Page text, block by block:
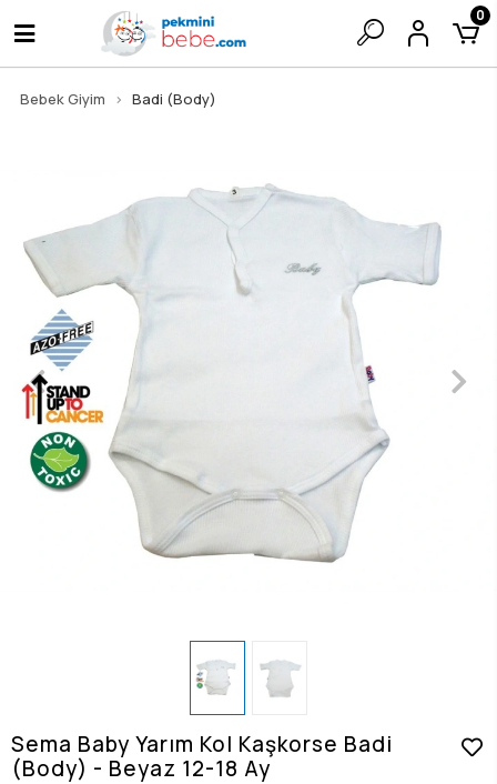
0
Bebek Giyim Badi (Body)
Sema Baby Yarım Kol Kaşkorse Badi
(Body) - Beyaz 12-18 Ay